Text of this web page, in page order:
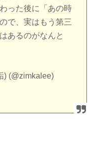
った後に「あの時
で、実はもう第三
あるのがなんと
) (@zimkalee)